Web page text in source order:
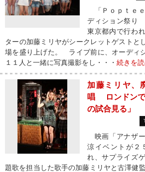
「Ｐｏｐｔｅ
ディション祭り
東京都内で行わ
ターの加藤ミリヤがシークレットゲストと
場を盛り上げた。 ライブ前に、オーディ
１１人と一緒に写真撮影をし・・・ 続きを
加藤ミリヤ、
唱 ロンドンで
の試合見る」
映画「アナザ
涼イベントが２
れ、サプライズ
題歌を担当した歌手の加藤ミリヤと古澤